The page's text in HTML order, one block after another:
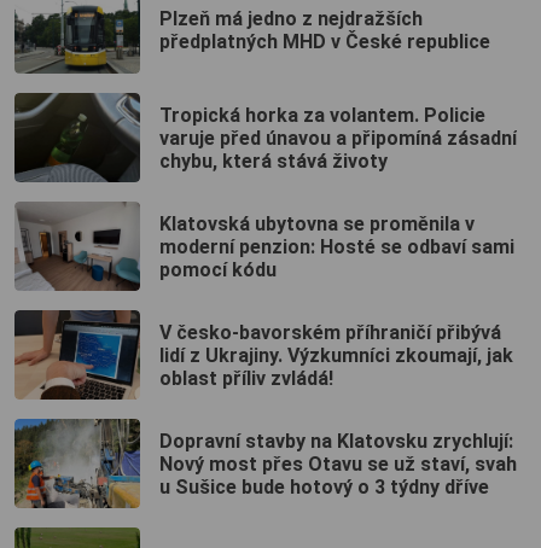
Plzeň má jedno z nejdražších
předplatných MHD v České republice
Tropická horka za volantem. Policie
varuje před únavou a připomíná zásadní
chybu, která stává životy
Klatovská ubytovna se proměnila v
moderní penzion: Hosté se odbaví sami
pomocí kódu
V česko-bavorském příhraničí přibývá
lidí z Ukrajiny. Výzkumníci zkoumají, jak
oblast příliv zvládá!
Dopravní stavby na Klatovsku zrychlují:
Nový most přes Otavu se už staví, svah
u Sušice bude hotový o 3 týdny dříve